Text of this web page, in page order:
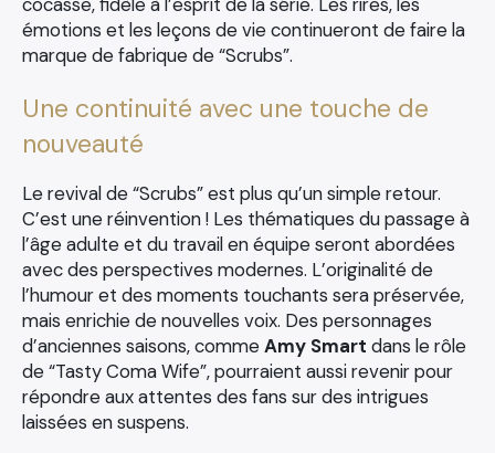
émotions et les leçons de vie continueront de faire la
marque de fabrique de “Scrubs”.
Une continuité avec une touche de
nouveauté
Le revival de “Scrubs” est plus qu’un simple retour.
C’est une réinvention ! Les thématiques du passage à
l’âge adulte et du travail en équipe seront abordées
avec des perspectives modernes. L’originalité de
l’humour et des moments touchants sera préservée,
mais enrichie de nouvelles voix. Des personnages
d’anciennes saisons, commeAmy Smart dans le rôle
de “Tasty Coma Wife”, pourraient aussi revenir pour
répondre aux attentes des fans sur des intrigues
laissées en suspens.
for: